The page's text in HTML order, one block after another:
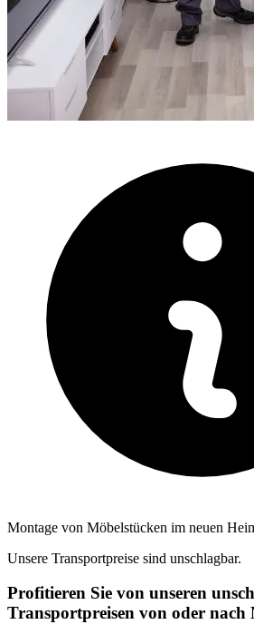
Montage von Möbelstücken im neuen
Unsere Transportpreise sind unschlagbar.
Profitieren Sie von unseren
Transportpreisen von oder nach